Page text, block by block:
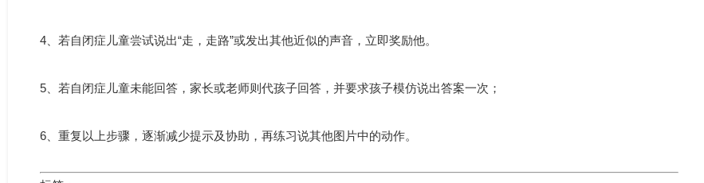
4、若自闭症儿童尝试说出“走，走路”或发出其他近似的声音，立即奖励他。
5、若自闭症儿童未能回答，家长或老师则代孩子回答，并要求孩子模仿说出答案一次；
6、重复以上步骤，逐渐减少提示及协助，再练习说其他图片中的动作。